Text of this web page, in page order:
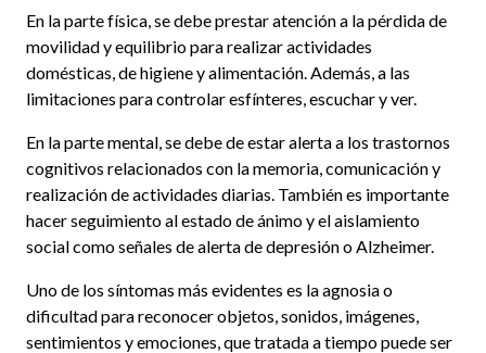
En la parte física, se debe prestar atención a la pérdida de
movilidad y equilibrio para realizar actividades
domésticas, de higiene y alimentación. Además, a las
limitaciones para controlar esfínteres, escuchar y ver.
En la parte mental, se debe de estar alerta a los trastornos
cognitivos relacionados con la memoria, comunicación y
realización de actividades diarias. También es importante
hacer seguimiento al estado de ánimo y el aislamiento
social como señales de alerta de depresión o Alzheimer.
Uno de los síntomas más evidentes es la agnosia o
dificultad para reconocer objetos, sonidos, imágenes,
sentimientos y emociones, que tratada a tiempo puede ser